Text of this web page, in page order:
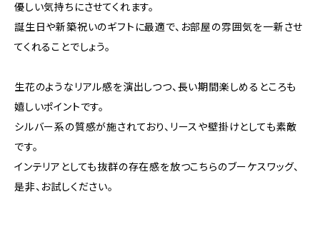
優しい気持ちにさせてくれます。
誕生日や新築祝いのギフトに最適で、お部屋の雰囲気を一新させ
てくれることでしょう。
生花のようなリアル感を演出しつつ、長い期間楽しめるところも
嬉しいポイントです。
シルバー系の質感が施されており、リースや壁掛けとしても素敵
です。
インテリアとしても抜群の存在感を放つこちらのブーケスワッグ、
是非、お試しください。